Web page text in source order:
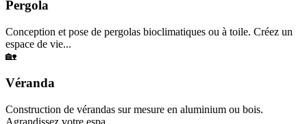
Pergola
Conception et pose de pergolas bioclimatiques ou à toile. Créez un
espace de vie...
🏡
Véranda
Construction de vérandas sur mesure en aluminium ou bois.
Agrandissez votre espa...